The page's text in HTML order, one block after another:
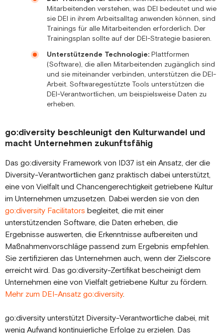
Mitarbeitenden verstehen, was DEI bedeutet und wie
sie DEI in ihrem Arbeitsalltag anwenden können, sind
Trainings für alle Mitarbeitenden erforderlich. Der
Trainingsplan sollte auf der DEI-Strategie basieren.
Unterstützende Technologie: Plattformen
(Software), die allen Mitarbeitenden zugänglich sind
und sie miteinander verbinden, unterstützen die DEI-
Arbeit. Softwaregestützte Tools unterstützen die
DEI-Verantwortlichen, um beispielsweise Daten zu
erheben.
go:diversity beschleunigt den Kulturwandel und
macht Unternehmen zukunftsfähig
Das go:diversity Framework von ID37 ist ein Ansatz, der die
Diversity-Verantwortlichen ganz praktisch dabei unterstützt,
eine von Vielfalt und Chancengerechtigkeit getriebene Kultur
im Unternehmen umzusetzen. Dabei werden sie von den
go:diversity Facilitators begleitet, die mit einer
unterstützenden Software, die Daten erheben, die
Ergebnisse auswerten, die Erkenntnisse aufbereiten und
Maßnahmenvorschläge passend zum Ergebnis empfehlen.
Sie zertifizieren das Unternehmen auch, wenn der Zielscore
erreicht wird. Das go:diversity-Zertifikat bescheinigt dem
Unternehmen eine von Vielfalt getriebene Kultur zu fördern.
Mehr zum DEI-Ansatz go:diversity.
go:diversity unterstützt Diversity-Verantwortliche dabei, mit
wenig Aufwand kontinuierliche Erfolge zu erzielen. Das